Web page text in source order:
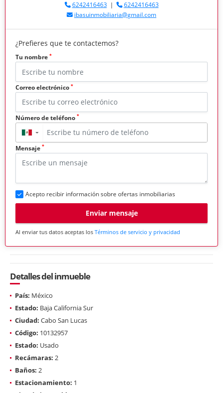
6242416463|
6242416463
ibasuinmobiliaria@gmail.com
¿Prefieres que te contactemos?
Tu nombre *
Correo electrónico *
Número de teléfono *
▼
Mensaje *
Acepto recibir información sobre ofertas inmobiliarias
Enviar mensaje
Al enviar tus datos aceptas los Términos de servicio y privacidad
Detalles del inmueble
País: México
Estado: Baja California Sur
Ciudad: Cabo San Lucas
Código: 10132957
Estado: Usado
Recámaras: 2
Baños: 2
Estacionamiento: 1